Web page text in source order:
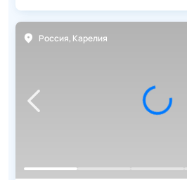
Россия, Карелия